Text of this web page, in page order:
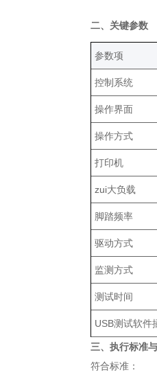
‌二、关键参数
‌参数项‌
控制系统
操作界面
操作方式
打印机
zui大负载
脚踏频率
驱动方式
监测方式
测试时间
USB测试软件
三、执行标准
符合标准：